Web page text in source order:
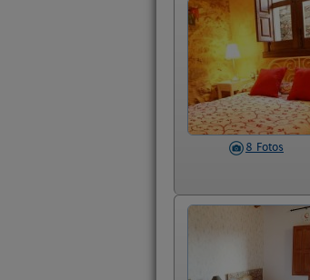
8 Fotos